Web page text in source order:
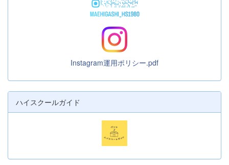
Instagram運用ポリシー.pdf
ハイスクールガイド